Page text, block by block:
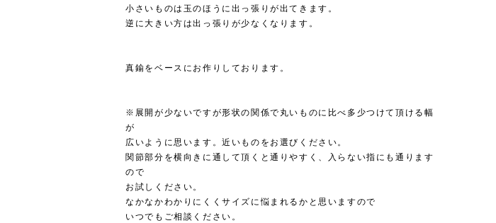
小さいものは玉のほうに出っ張りが出てきます。
逆に大きい方は出っ張りが少なくなります。
真鍮をベースにお作りしております。
※展開が少ないですが形状の関係で丸いものに比べ多少つけて頂ける幅
が
広いように思います。近いものをお選びください。
関節部分を横向きに通して頂くと通りやすく、入らない指にも通ります
ので
お試しください。
なかなかわかりにくくサイズに悩まれるかと思いますので
いつでもご相談ください。